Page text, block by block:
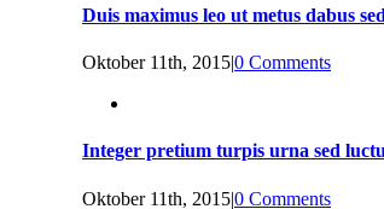
Duis maximus leo ut metus dabus sed
Oktober 11th, 2015|0 Comments
Integer pretium turpis urna sed
Oktober 11th, 2015|0 Comments